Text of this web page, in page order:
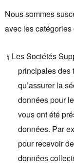
Nous sommes
avec les
§ Les Sociétés
principales des
qu’assurer la
données pour
vous ont été
données. Par
pour recevoir
données